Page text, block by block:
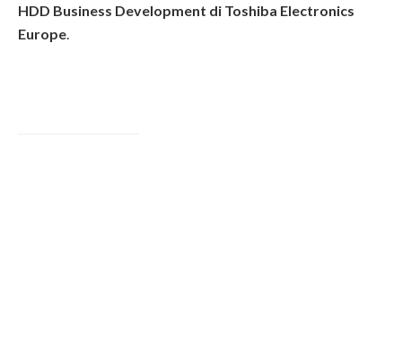
HDD Business Development di Toshiba Electronics
Europe